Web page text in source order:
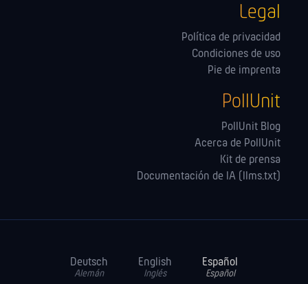
Legal
Política de privacidad
Condiciones de uso
Pie de imprenta
PollUnit
PollUnit Blog
Acerca de PollUnit
Kit de prensa
Documentación de IA (llms.txt)
Deutsch
Alemán
English
Inglés
Español
Español